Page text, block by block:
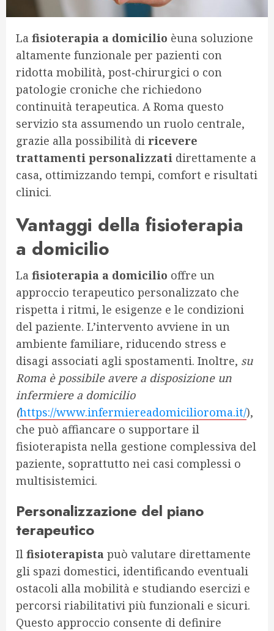
La fisioterapia a domicilio èuna soluzione
altamente funzionale per pazienti con
ridotta mobilità, post‐chirurgici o con
patologie croniche che richiedono
continuità terapeutica. A Roma questo
servizio sta assumendo un ruolo centrale,
grazie alla possibilità di ricevere
trattamenti personalizzati direttamente a
casa, ottimizzando tempi, comfort e risultati
clinici.
Vantaggi della fisioterapia
a domicilio
La fisioterapia a domicilio offre un
approccio terapeutico personalizzato che
rispetta i ritmi, le esigenze e le condizioni
del paziente. L’intervento avviene in un
ambiente familiare, riducendo stress e
disagi associati agli spostamenti. Inoltre, su
Roma è possibile avere a disposizione un
infermiere a domicilio
(https://www.infermiereadomicilioroma.it/),
che può affiancare o supportare il
fisioterapista nella gestione complessiva del
paziente, soprattutto nei casi complessi o
multisistemici.
Personalizzazione del piano
terapeutico
Il fisioterapista può valutare direttamente
gli spazi domestici, identificando eventuali
ostacoli alla mobilità e studiando esercizi e
percorsi riabilitativi più funzionali e sicuri.
Questo approccio consente di definire